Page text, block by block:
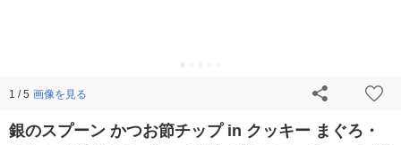
1 / 5 画像を見る
銀のスプーン かつお節チップ in クッキー まぐろ・